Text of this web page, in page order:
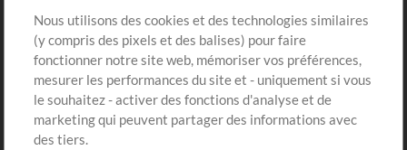
Sons
Boutique
Acheter des crédits
Contenu gratuit
Compte
Connexion
S'inscrire
Nous utilisons des cookies et des technologies similaires
(y compris des pixels et des balises) pour faire
fonctionner notre site web, mémoriser vos préférences,
mesurer les performances du site et - uniquement si vous
le souhaitez - activer des fonctions d'analyse et de
marketing qui peuvent partager des informations avec
des tiers.